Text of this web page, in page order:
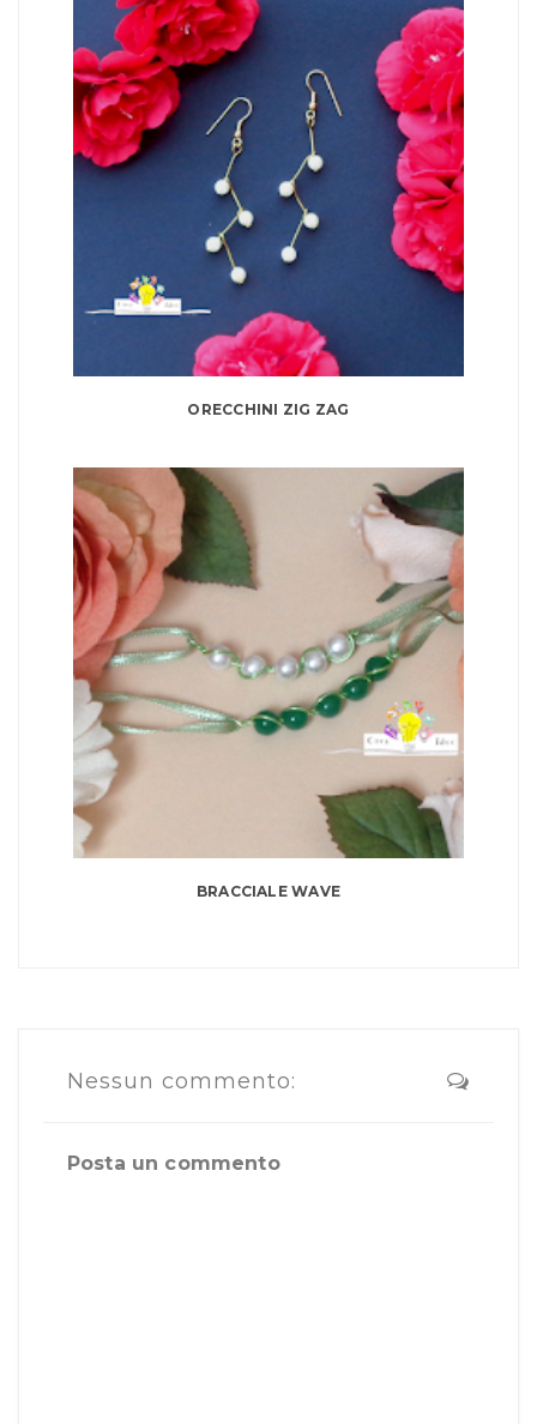
ORECCHINI ZIG ZAG
BRACCIALE WAVE
Nessun commento:
Posta un commento